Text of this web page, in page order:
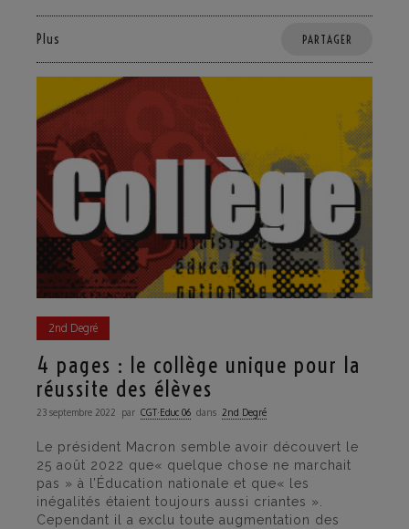
Plus PARTAGER
2nd Degré
4 pages : le collège unique pour la
réussite des élèves
23 septembre 2022 par CGT·Educ 06 dans 2nd Degré
Le président Macron semble avoir découvert le
25 août 2022 que« quelque chose ne marchait
pas » à l’Éducation nationale et que« les
inégalités étaient toujours aussi criantes ».
Cependant il a exclu toute augmentation des